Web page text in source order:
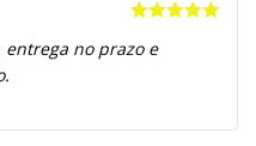
de 5
entrega no prazo e